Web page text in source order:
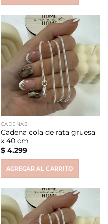
CADENAS
Cadena cola de rata gruesa
x 40 cm
$4.299
AGREGAR AL CARRITO